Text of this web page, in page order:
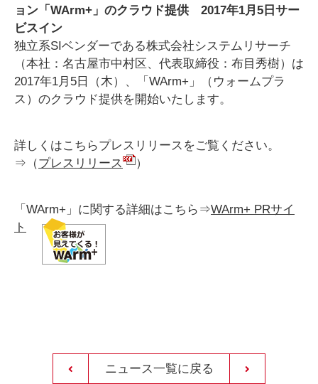
ョン「WArm+」のクラウド提供 2017年1月5日サー
ビスイン
独立系SIベンダーである株式会社システムリサーチ
（本社：名古屋市中村区、代表取締役：布目秀樹）は
2017年1月5日（木）、「WArm+」（ウォームプラ
ス）のクラウド提供を開始いたします。
詳しくはこちらプレスリリースをご覧ください。
⇒（プレスリリース ）
「WArm+」に関する詳細はこちら⇒WArm+ PRサイ
ト
ニュース一覧に戻る